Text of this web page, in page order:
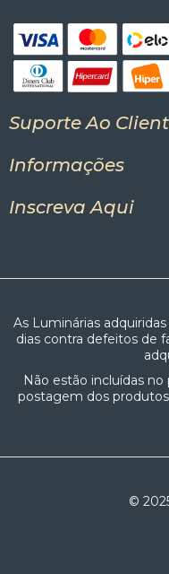
Suporte Ao
Informações
Inscreva Aqui
As Luminárias
dias contra defeitos de
Não estão incluídas no
postagem dos
©